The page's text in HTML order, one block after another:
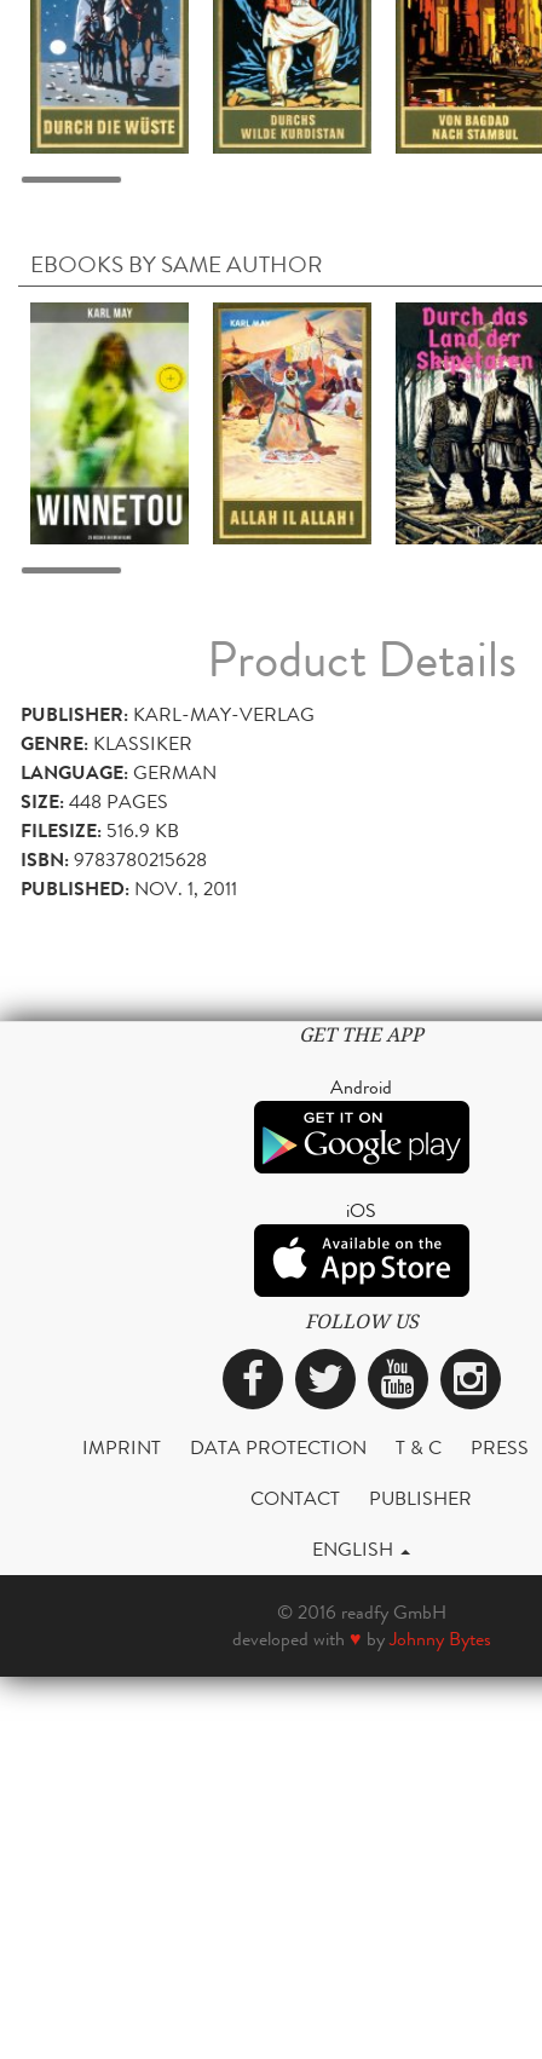
EBOOKS BY SAME AUTHOR
Product Details
PUBLISHER: KARL-MAY-VERLAG
GENRE: KLASSIKER
LANGUAGE:GERMAN
SIZE:448 PAGES
FILESIZE: 516.9 KB
ISBN:9783780215628
PUBLISHED: NOV. 1, 2011
GET THE APP
Android
iOS
FOLLOW US
Facebook
Twitter
IMPRINT DATA PROTECTION T & C
PRESS
CONTACT
PUBLISHER
ENGLISH
© 2016 readfy GmbH
developed with ♥ byJohnny Bytes